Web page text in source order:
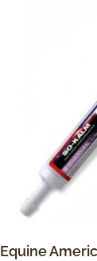
Equine